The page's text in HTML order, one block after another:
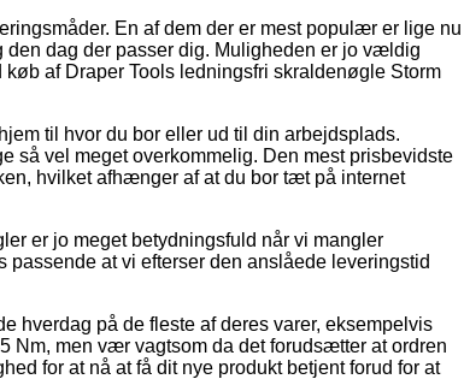
En af dem der er mest populær er lige nu
den dag der passer dig. Muligheden er jo vældig
af Draper Tools ledningsfri skraldenøgle Storm
til hvor du bor eller ud til din arbejdsplads.
så vel meget overkommelig. Den mest prisbevidste
hvilket afhænger af at du bor tæt på internet
er jo meget betydningsfuld når vi mangler
at vi efterser den anslåede leveringstid
hverdag på de fleste af deres varer, eksempelvis
Nm, men vær vagtsom da det forudsætter at ordren
for at nå at få dit nye produkt betjent forud for at